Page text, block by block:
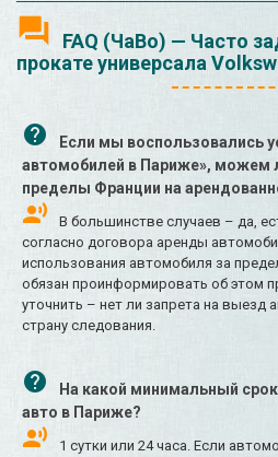
FAQ (ЧаВо) — Часто
прокате универсала
Если мы воспользовались
автомобилей в Париже», можем
пределы Франции на
В большинстве случаев – да,
согласно договора аренды
использования автомобиля за
обязан проинформировать об этом
уточнить – нет ли запрета на выезд
страну следования.
На какой минимальный
авто в Париже?
1 сутки или 24 часа. Если